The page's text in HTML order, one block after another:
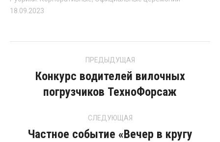
18.09.2023
navigation
ПРЕДЫДУЩАЯ
Previous
Конкурс водителей вилочных
погрузчиков ТехноФорсаж
СЛЕДУЮЩАЯ
Частное событие «Вечер в кругу